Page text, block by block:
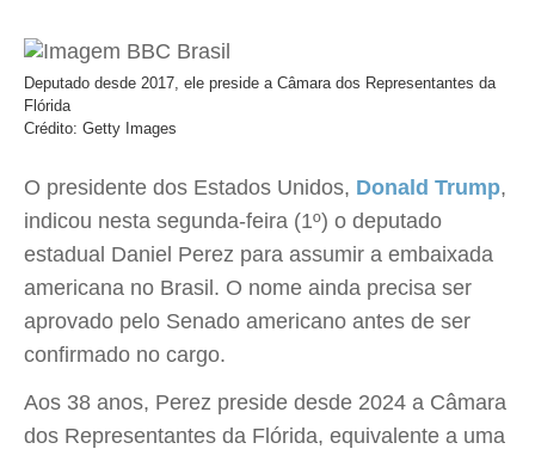
Deputado desde 2017, ele preside a Câmara dos Representantes da
Flórida
Crédito: Getty Images
O presidente dos Estados Unidos, Donald Trump,
indicou nesta segunda-feira (1º) o deputado
estadual Daniel Perez para assumir a embaixada
americana no Brasil. O nome ainda precisa ser
aprovado pelo Senado americano antes de ser
confirmado no cargo.
Aos 38 anos, Perez preside desde 2024 a Câmara
dos Representantes da Flórida, equivalente a uma